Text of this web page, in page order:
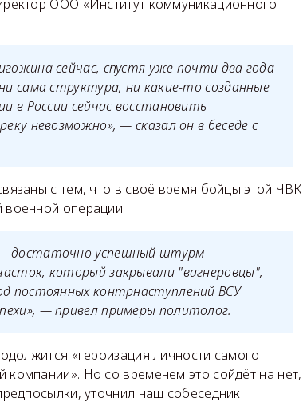
ООО «Институт коммуникационного
сейчас, спустя уже почти два года
сама структура, ни какие-то созданные
в России сейчас восстановить
невозможно», — сказал он в беседе с
с тем, что в своё время бойцы этой ЧВК
операции.
достаточно успешный штурм
который закрывали "вагнеровцы",
постоянных контрнаступлений ВСУ
— привёл примеры политолог.
«героизация личности самого
Но со временем это сойдёт на нет,
уточнил наш собеседник.